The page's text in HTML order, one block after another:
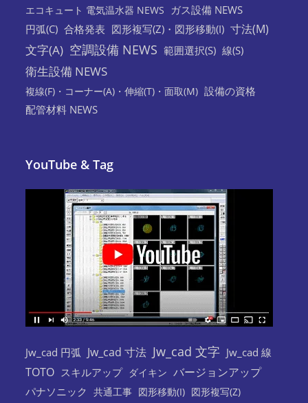
エコキュート 電気温水器 NEWS
ガス設備 NEWS
円弧(C) 合格発表 図形複写(Z)・図形移動(I) 寸法(M)
文字(A) 空調設備 NEWS 範囲選択(S) 線(S)
衛生設備 NEWS
複線(F)・コーナー(A)・伸縮(T)・面取(M) 設備の資格
配管材料 NEWS
YouTube & Tag
Jw_cad 円弧 Jw_cad 寸法 Jw_cad 文字 Jw_cad 線
TOTO スキルアップ ダイキン バージョンアップ
パナソニック 共通工事 図形移動(I) 図形複写(Z)